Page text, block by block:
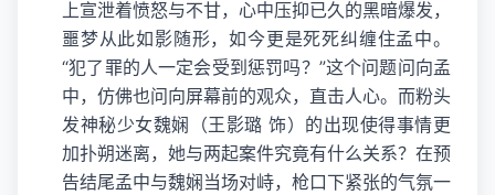
上宣泄着愤怒与不甘，心中压抑已久的黑暗爆发，
噩梦从此如影随形，如今更是死死纠缠住孟中。
“犯了罪的人一定会受到惩罚吗？”这个问题问向孟
中，仿佛也问向屏幕前的观众，直击人心。而粉头
发神秘少女魏娴（王影璐 饰）的出现使得事情更
加扑朔迷离，她与两起案件究竟有什么关系？在预
告结尾孟中与魏娴当场对峙，枪口下紧张的气氛一